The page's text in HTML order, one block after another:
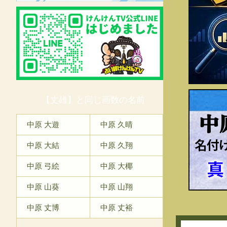
【丈雄】と同じ画数の名前
中原 大遊 中原 久晴
中原 大結 中原 久翔
中原 弓絵 中原 大椰
中原 山葵 中原 山翔
中原 丈博 中原 丈裕
中